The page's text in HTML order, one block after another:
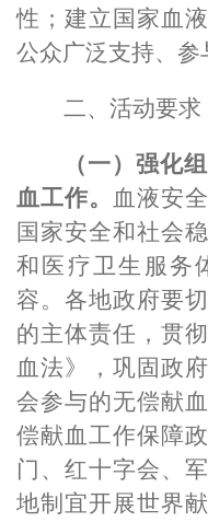
性；建立国家血
公众广泛支持、参
二、活动要求
（一）强化
血工作。
血液安
国家安全和社会
和医疗卫生服务
容。各地政府要
的主体责任，贯
血法》，巩固政
会参与的无偿献
偿献血工作保障
门、红十字会、
地制宜开展世界